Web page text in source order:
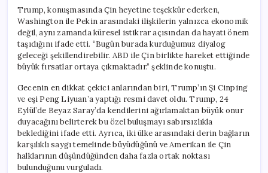
Trump, konuşmasında Çin heyetine teşekkür ederken,
Washington ile Pekin arasındaki ilişkilerin yalnızca ekonomik
değil, aynı zamanda küresel istikrar açısından da hayati önem
taşıdığını ifade etti. “Bugün burada kurduğumuz diyalog
geleceği şekillendirebilir. ABD ile Çin birlikte hareket ettiğinde
büyük fırsatlar ortaya çıkmaktadır.” şeklinde konuştu.
Gecenin en dikkat çekici anlarından biri, Trump’ın Şi Cinping
ve eşi Peng Liyuan’a yaptığı resmi davet oldu. Trump, 24
Eylül’de Beyaz Saray’da kendilerini ağırlamaktan büyük onur
duyacağını belirterek bu özel buluşmayı sabırsızlıkla
beklediğini ifade etti. Ayrıca, iki ülke arasındaki derin bağların
karşılıklı saygı temelinde büyüdüğünü ve Amerikan ile Çin
halklarının düşündüğünden daha fazla ortak noktası
bulunduğunu vurguladı.